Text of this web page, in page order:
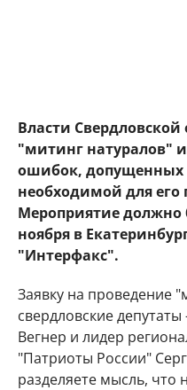
Власти Свердловской
"митинг натуралов"
ошибок, допущенных
необходимой для его
Мероприятие должно
ноября в
"Интерфакс".
Заявку на проведение
свердловские
Вегнер и лидер
"Патриоты России"
разделяете мысль, что